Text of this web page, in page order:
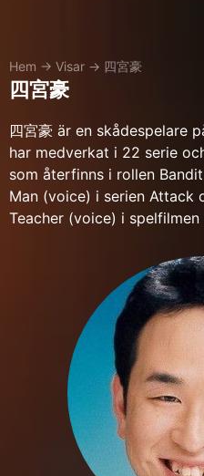
Hem → Visar → 四宮豪
四宮豪
四宮豪 är en skådespelare
har medverkat i 22 serie
som återfinns i rollen
Man (voice) i serien Attack
Teacher (voice) i spelfilmen